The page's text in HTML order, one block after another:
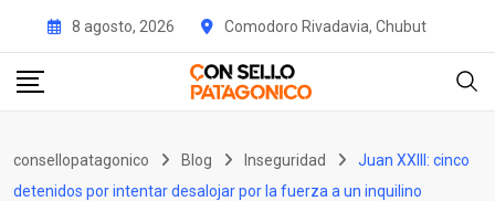
content
8 agosto, 2026 Comodoro Rivadavia, Chubut
consellopatagonico Blog Inseguridad
Juan XXIII: cinco
detenidos por intentar desalojar por la fuerza a un inquilino